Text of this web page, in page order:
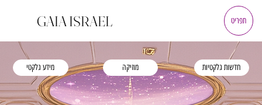
GAIA ISRAEL תפריט
מידע גלקטי חדשות גלקטיות מוזיקה